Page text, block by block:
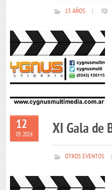
15 AÑOS
12
05 2024 XI Gala de
OTROS EVENTOS